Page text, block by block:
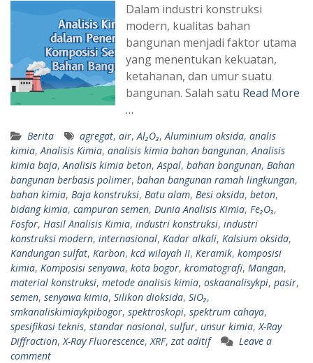
Dalam industri konstruksi
modern, kualitas bahan
bangunan menjadi faktor utama
yang menentukan kekuatan,
ketahanan, dan umur suatu
bangunan. Salah satu Read More
…
Berita agregat, air, Al₂O₃, Aluminium oksida, analis
kimia, Analisis Kimia, analisis kimia bahan bangunan, Analisis
kimia baja, Analisis kimia beton, Aspal, bahan bangunan, Bahan
bangunan berbasis polimer, bahan bangunan ramah lingkungan,
bahan kimia, Baja konstruksi, Batu alam, Besi oksida, beton,
bidang kimia, campuran semen, Dunia Analisis Kimia, Fe₂O₃,
Fosfor, Hasil Analisis Kimia, industri konstruksi, industri
konstruksi modern, internasional, Kadar alkali, Kalsium oksida,
Kandungan sulfat, Karbon, kcd wilayah II, Keramik, komposisi
kimia, Komposisi senyawa, kota bogor, kromatografi, Mangan,
material konstruksi, metode analisis kimia, oskaanalisykpi, pasir,
semen, senyawa kimia, Silikon dioksida, SiO₂,
smkanaliskimiaykpibogor, spektroskopi, spektrum cahaya,
spesifikasi teknis, standar nasional, sulfur, unsur kimia, X-Ray
Diffraction, X-Ray Fluorescence, XRF, zat aditif
Leave a
comment